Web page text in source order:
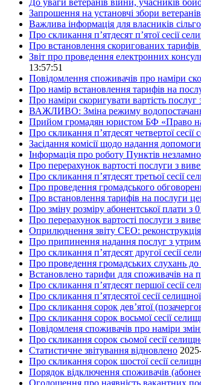
До уваги ветеранів війни, учасників
Запрошення на установчі збори
Важлива інформація для власників
Про скликання п’ятдесят п’ятої сесії
Про встановлення скоригованих тарифів
Звіт про проведення електронних
13:57:51
Повідомлення споживачів про наміри
Про намір встановлення тарифів на
Про наміри скоригувати вартість послуг
ВАЖЛИВО: Зміна режиму
Прийом громадян юристом БФ «Право
Про скликання п’ятдесят четвертої
Засідання комісії щодо надання
Інформація про роботу Пунктів
Про перерахунок вартості послуги з
Про скликання п’ятдесят третьої сесії
Про проведення громадського
Про встановлення тарифів на послуги
Про зміну розміру абонентської плати з
Про перерахунок вартості послуги з
Оприлюднення звіту СЕО:
Про припинення надання послуг з
Про скликання п’ятдесят другої сесії
Про проведення громадських слухань до
Встановлено тарифи для споживачів на
Про скликання п’ятдесят першої сесії
Про скликання п’ятдесятої сесії
Про скликання сорок дев’ятої
Про скликання сорок восьмої сесії
Повідомленя споживачів про наміри
Про скликання сорок сьомої сесії
Статистичне звітування відновлено
Про скликання сорок шостої сесії
Порядок відключення споживачів